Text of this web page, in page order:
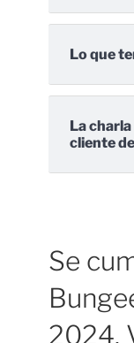
Lo que
La
cliente
Se
2024.